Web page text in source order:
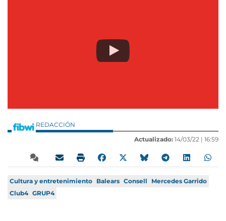
REDACCIÓN
Actualizado: 14/03/22 | 16:59
Cultura y entretenimiento Balears Consell
Mercedes Garrido
Club4 GRUP4